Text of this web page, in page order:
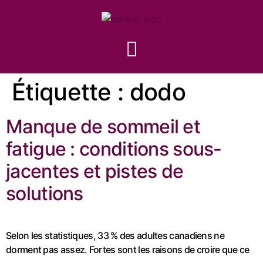
Étiquette : dodo
Manque de sommeil et
fatigue : conditions sous-
jacentes et pistes de
solutions
Selon les statistiques, 33 % des adultes canadiens ne
dorment pas assez. Fortes sont les raisons de croire que ce